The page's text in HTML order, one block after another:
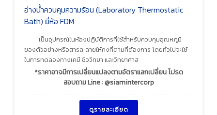
อ่างน้ำควบคุมความร้อน (Laboratory Thermostatic
Bath) ยี่ห้อ FDM
เป็นอุปกรณ์ในห้องปฏิบัติการที่ใช้สำหรับควบคุมอุณหภูมิ
ของตัวอย่างหรือสารละลายให้คงที่ตามที่ต้องการ โดยทั่วไปจะใช้
ในการทดลองทางเคมี ชีววิทยา และวิทยาศาส
*ราคาอาจมีการเปลี่ยนแปลงตามอัตราแลกเปลี่ยน โปรด
สอบถาม Line : @siamintercorp
ดูรายละเอียด